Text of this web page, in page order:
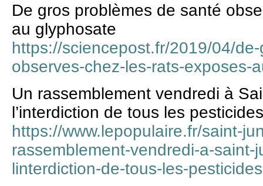
De gros problèmes de santé
au glyphosate
https://sciencepost.fr/2019/04/
observes-chez-les-rats-exposes-
Un rassemblement vendredi à
l’interdiction de tous les
https://www.lepopulaire.fr/saint-
rassemblement-vendredi-a-saint-
linterdiction-de-tous-les-